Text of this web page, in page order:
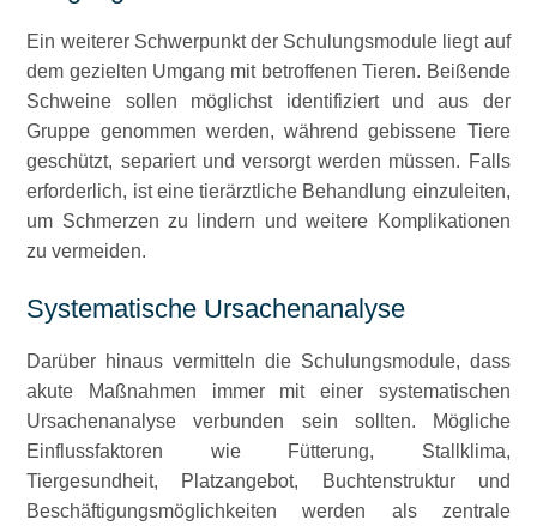
Ein weiterer Schwerpunkt der Schulungsmodule liegt auf
dem gezielten Umgang mit betroffenen Tieren. Beißende
Schweine sollen möglichst identifiziert und aus der
Gruppe genommen werden, während gebissene Tiere
geschützt, separiert und versorgt werden müssen. Falls
erforderlich, ist eine tierärztliche Behandlung einzuleiten,
um Schmerzen zu lindern und weitere Komplikationen
zu vermeiden.
Systematische Ursachenanalyse
Darüber hinaus vermitteln die Schulungsmodule, dass
akute Maßnahmen immer mit einer systematischen
Ursachenanalyse verbunden sein sollten. Mögliche
Einflussfaktoren wie Fütterung, Stallklima,
Tiergesundheit, Platzangebot, Buchtenstruktur und
Beschäftigungsmöglichkeiten werden als zentrale